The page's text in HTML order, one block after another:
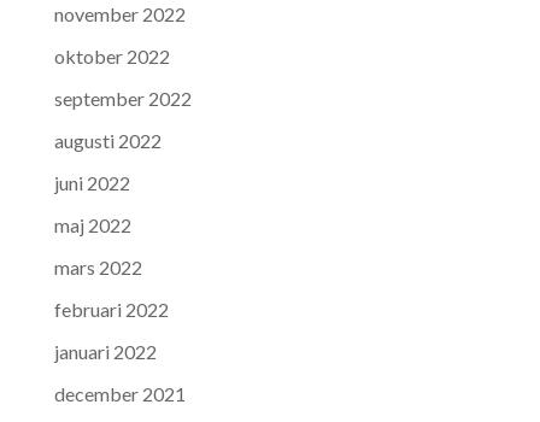
november 2022
oktober 2022
september 2022
augusti 2022
juni 2022
maj 2022
mars 2022
februari 2022
januari 2022
december 2021